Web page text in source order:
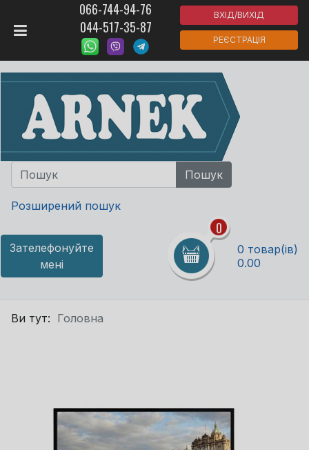
066-744-94-76
044-517-35-87
ВХІД/ВИХІД
РЕЄСТРАЦІЯ
Розширений пошук
Зателефонуйте
мені
0
0 товар(ів)
0.00
Ви тут: Головна